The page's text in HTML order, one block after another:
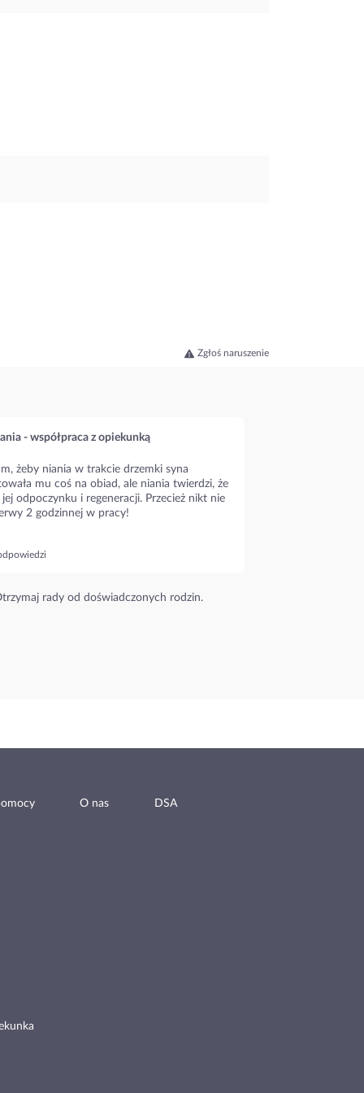
Zgłoś naruszenie
- współpraca z opiekunką
żeby niania w trakcie drzemki syna
mu coś na obiad, ale niania twierdzi, że
odpoczynku i regeneracji. Przecież nikt nie
2 godzinnej w pracy!
rady od doświadczonych rodzin.
O nas DSA